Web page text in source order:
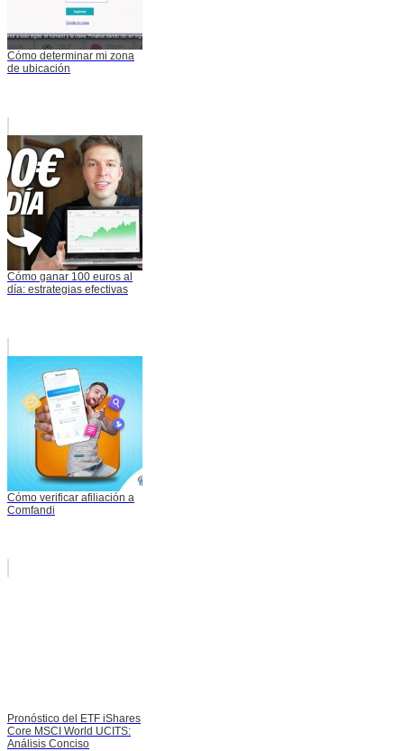
Cómo determinar mi zona
de ubicación
Cómo ganar 100 euros al
día: estrategias efectivas
Cómo verificar afiliación a
Comfandi
Pronóstico del ETF iShares
Core MSCI World UCITS:
Análisis Conciso